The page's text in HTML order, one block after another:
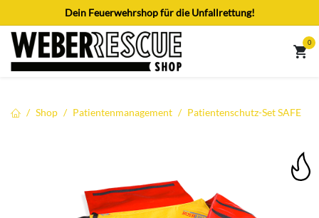
Zum Inhalt springenDein Feuerwehrshop für die Unfallrettung!
0
Shop Patientenmanagement Patientenschutz-Set SAFE